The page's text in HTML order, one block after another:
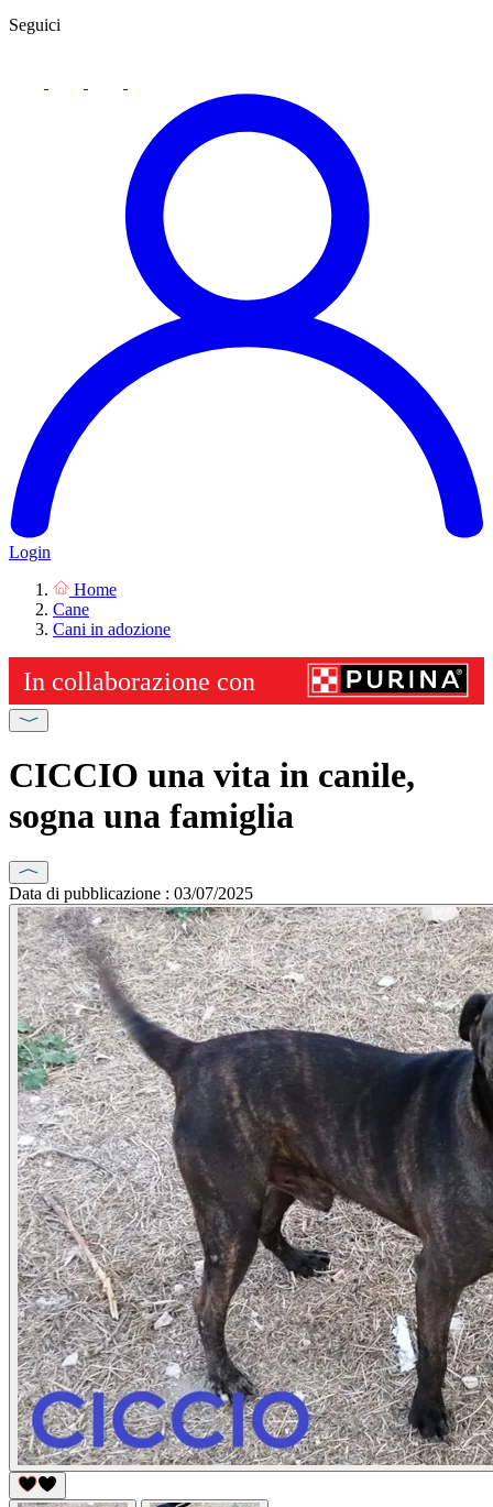
Seguici
Login
Home
Cane
Cani in adozione
CICCIO una vita in canile,
sogna una famiglia
Data di pubblicazione : 03/07/2025